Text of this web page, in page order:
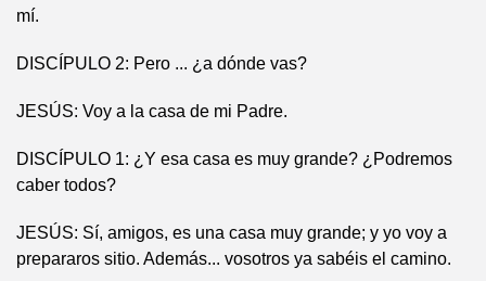
mí.
DISCÍPULO 2: Pero ... ¿a dónde vas?
JESÚS: Voy a la casa de mi Padre.
DISCÍPULO 1: ¿Y esa casa es muy grande? ¿Podremos
caber todos?
JESÚS: Sí, amigos, es una casa muy grande; y yo voy a
prepararos sitio. Además... vosotros ya sabéis el camino.